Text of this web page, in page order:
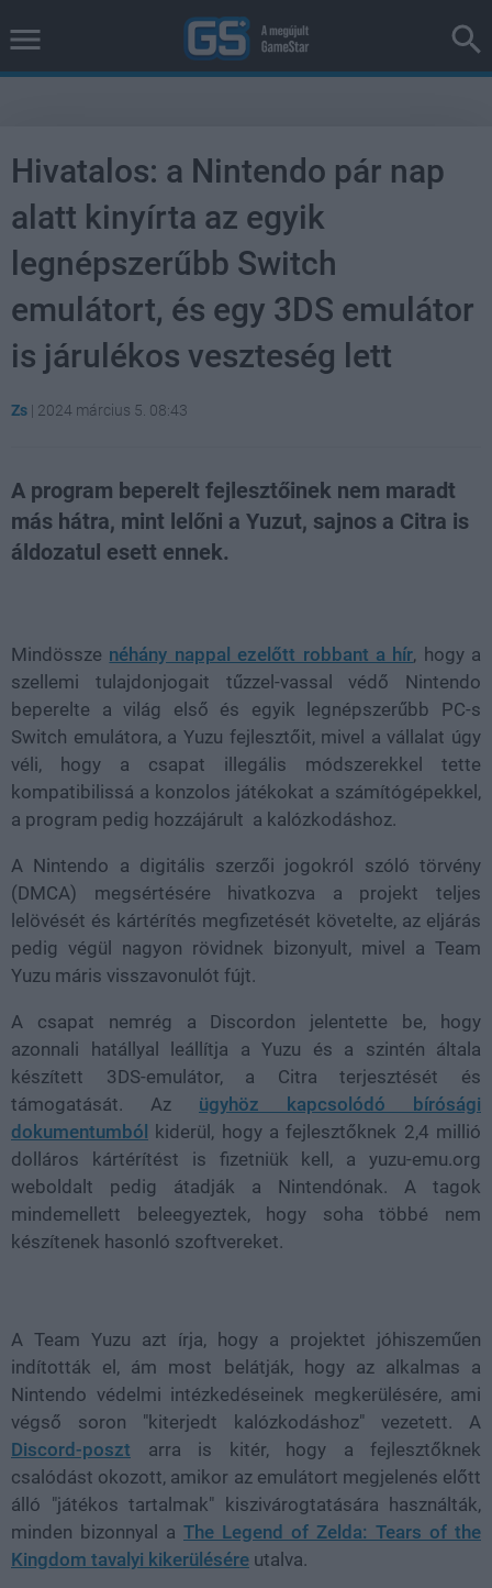
Hivatalos: a Nintendo pár nap
alatt kinyírta az egyik
legnépszerűbb Switch
emulátort, és egy 3DS emulátor
is járulékos veszteség lett
Zs | 2024 március 5. 08:43
A program beperelt fejlesztőinek nem maradt
más hátra, mint lelőni a Yuzut, sajnos a Citra is
áldozatul esett ennek.
Mindössze néhány nappal ezelőtt robbant a hír, hogy a
szellemi tulajdonjogait tűzzel-vassal védő Nintendo
beperelte a világ első és egyik legnépszerűbb PC-s
Switch emulátora, a Yuzu fejlesztőit, mivel a vállalat úgy
véli, hogy a csapat illegális módszerekkel tette
kompatibilissá a konzolos játékokat a számítógépekkel,
a program pedig hozzájárult a kalózkodáshoz.
A Nintendo a digitális szerzői jogokról szóló törvény
(DMCA) megsértésére hivatkozva a projekt teljes
lelövését és kártérítés megfizetését követelte, az eljárás
pedig végül nagyon rövidnek bizonyult, mivel a Team
Yuzu máris visszavonulót fújt.
A csapat nemrég a Discordon jelentette be, hogy
azonnali hatállyal leállítja a Yuzu és a szintén általa
készített 3DS-emulátor, a Citra terjesztését és
támogatását. Az ügyhöz kapcsolódó bírósági
dokumentumból
kiderül, hogy a fejlesztőknek 2,4 millió
dolláros kártérítést is fizetniük kell, a yuzu-emu.org
weboldalt pedig átadják a Nintendónak. A tagok
mindemellett beleegyeztek, hogy soha többé nem
készítenek hasonló szoftvereket.
A Team Yuzu azt írja, hogy a projektet jóhiszeműen
indították el, ám most belátják, hogy az alkalmas a
Nintendo védelmi intézkedéseinek megkerülésére, ami
végső soron "kiterjedt kalózkodáshoz" vezetett. A
Discord-poszt arra is kitér, hogy a fejlesztőknek
csalódást okozott, amikor az emulátort megjelenés előtt
álló "játékos tartalmak" kiszivárogtatására használták,
minden bizonnyal a The Legend of Zelda: Tears of the
Kingdom tavalyi kikerülésére utalva.